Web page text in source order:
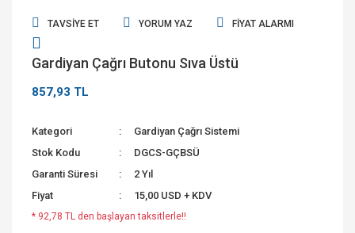
TAVSIYE ET YORUM YAZ FIYAT ALARMI
Gardiyan Çağrı Butonu Sıva Üstü
857,93 TL
Kategori
Gardiyan Çağrı Sistemi
Stok Kodu
DGCS-GÇBSÜ
Garanti Süresi
2 Yıl
Fiyat
15,00 USD + KDV
* 92,78 TL den başlayan taksitlerle!!